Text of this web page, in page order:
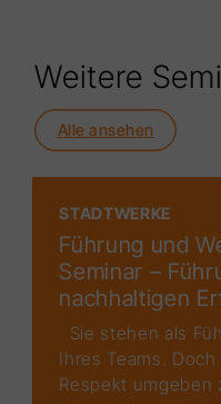
Weitere
Alle ansehen
STADTWERKE
Führung und
Seminar –
nachhaltigen
Sie stehen als
Ihres Teams.
Respekt umgeben